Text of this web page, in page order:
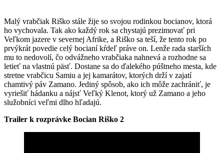
Malý vrabčiak Riško stále žije so svojou rodinkou bocianov, ktorá
ho vychovala. Tak ako každý rok sa chystajú prezimovať pri
Veľkom jazere v severnej Afrike, a Riško sa teší, že tento rok po
prvýkrát povedie celý bocianí kŕdeľ práve on. Lenže rada starších
mu to nedovolí, čo odvážneho vrabčiaka nahnevá a rozhodne sa
letieť na vlastnú päsť. Dostane sa do ďalekého púštneho mesta, kde
stretne vrabčicu Samiu a jej kamarátov, ktorých drží v zajatí
chamtivý páv Zamano. Jediný spôsob, ako ich môže zachrániť, je
vyriešiť hádanku a nájsť Veľký Klenot, ktorý už Zamano a jeho
služobníci veľmi dlho hľadajú.
Trailer k rozprávke Bocian Riško 2